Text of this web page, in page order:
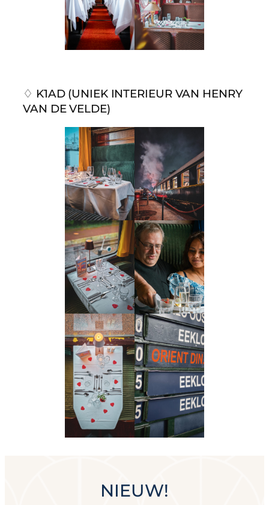
♢ K1AD (UNIEK INTERIEUR VAN HENRY
VAN DE VELDE)
NIEUW!